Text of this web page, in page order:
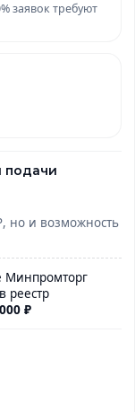
заявок требуют
подачи
но и возможность
Минпромторг
реестр
000 ₽